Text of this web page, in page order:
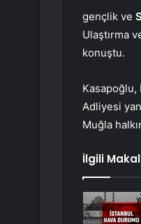
gençlik ve
Ulaştırma
konuştu.
Kasapoğlu,
Adliyesi
Muğla
İlgili